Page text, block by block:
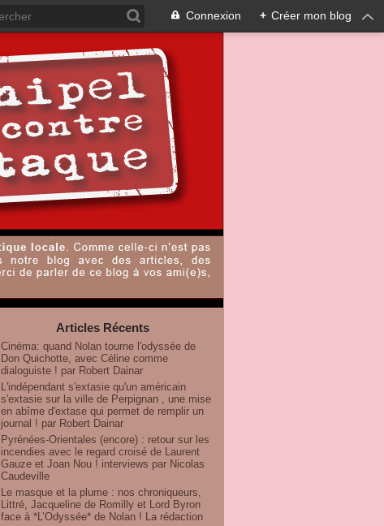
Connexion + Créer mon blog
Articles Récents
Cinéma: quand Nolan tourne l'odyssée de
Don Quichotte, avec Céline comme
dialoguiste ! par Robert Dainar
L'indépendant s'extasie qu'un américain
s'extasie sur la ville de Perpignan , une mise
en abîme d'extase qui permet de remplir un
journal ! par Robert Dainar
Pyrénées-Orientales (encore) : retour sur les
incendies avec le regard croisé de Laurent
Gauze et Joan Nou ! interviews par Nicolas
Caudeville
Le masque et la plume : nos chroniqueurs,
Littré, Jacqueline de Romilly et Lord Byron
face à *L’Odyssée* de Nolan ! La rédaction